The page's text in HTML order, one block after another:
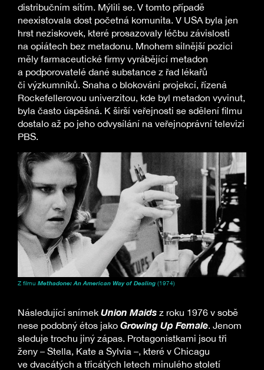
distribučním sítím. Mýlili se. V tomto případě
neexistovala dost početná komunita. V USA byla jen
hrst neziskovek, které prosazovaly léčbu závislosti
na opiátech bez metadonu. Mnohem silnější pozici
měly farmaceutické firmy vyrábějící metadon
a podporovatelé dané substance z řad lékařů
či výzkumníků. Snaha o blokování projekcí, řízená
Rockefellerovou univerzitou, kde byl metadon vyvinut,
byla často úspěšná. K širší veřejnosti se sdělení filmu
dostalo až po jeho odvysílání na veřejnoprávní televizi
PBS.
Z filmu Methadone: An American Way of Dealing (1974)
Následující snímek Union Maids z roku 1976 v sobě
nese podobný étos jako Growing Up Female. Jenom
sleduje trochu jiný zápas. Protagonistkami jsou tři
ženy – Stella, Kate a Sylvia –, které v Chicagu
ve dvacátých a třicátých letech minulého století